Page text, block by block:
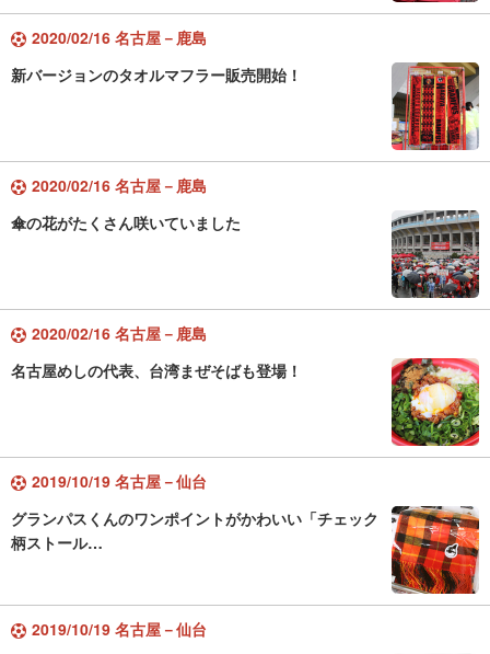
2020/02/16 名古屋－鹿島
新バージョンのタオルマフラー販売開始！
2020/02/16 名古屋－鹿島
傘の花がたくさん咲いていました
2020/02/16 名古屋－鹿島
名古屋めしの代表、台湾まぜそばも登場！
2019/10/19 名古屋－仙台
グランパスくんのワンポイントがかわいい「チェック
柄ストール…
2019/10/19 名古屋－仙台